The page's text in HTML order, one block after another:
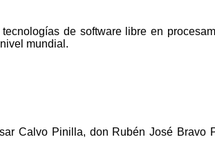
de software libre en
mundial.
Calvo Pinilla, don Rubén José Bravo